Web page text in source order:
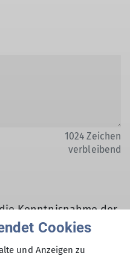
1024 Zeichen
verbleibend
Kenntnisnahme der
*
Cookies
und Anzeigen zu